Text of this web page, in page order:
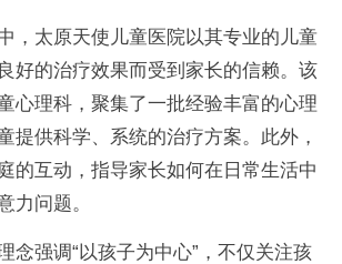
，太原天使儿童医院以其专业的儿童
好的治疗效果而受到家长的信赖。该
心理科，聚集了一批经验丰富的心理
提供科学、系统的治疗方案。此外，
的互动，指导家长如何在日常生活中
力问题。
念强调“以孩子为中心”，不仅关注孩